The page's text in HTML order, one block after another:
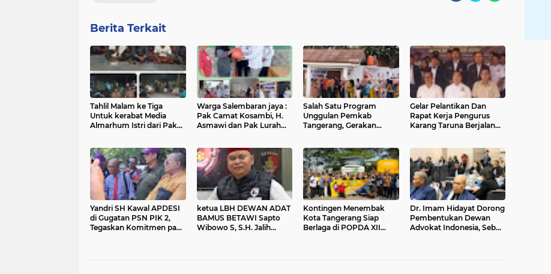
Berita Terkait
Tahlil Malam ke Tiga
Untuk kerabat Media
Almarhum Istri dari Pak
Warga Salembaran jaya :
Pak Camat Kosambi, H.
Asmawi dan Pak Lurah
Dengan Program
Gerakan Pangan Murah
Kami Warga Selembran
Jaya Terbantukan
Salah Satu Program
Unggulan Pemkab
Tangerang, Gerakan
Salembaran Jaya
Gelar Pelantikan Dan
Rapat Kerja Pengurus
Karang Taruna Berjalan
Yandri SH Kawal APDESI
di Gugatan PSN PIK 2,
Tegaskan Komitmen pada
ketua LBH DEWAN ADAT
BAMUS BETAWI Sapto
Wibowo S, S.H. Jalih
Kontingen Menembak
Kota Tangerang Siap
Berlaga di POPDA XII
Dr. Imam Hidayat Dorong
Pembentukan Dewan
Advokat Indonesia, Sebut